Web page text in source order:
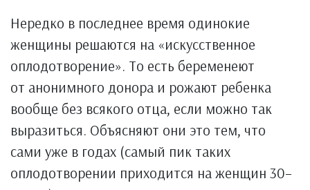
Нередко в последнее время одинокие
женщины решаются на «искусственное
оплодотворение». То есть беременеют
от анонимного донора и рожают ребенка
вообще без всякого отца, если можно так
выразиться. Объясняют они это тем, что
сами уже в годах (самый пик таких
оплодотворении приходится на женщин 30–